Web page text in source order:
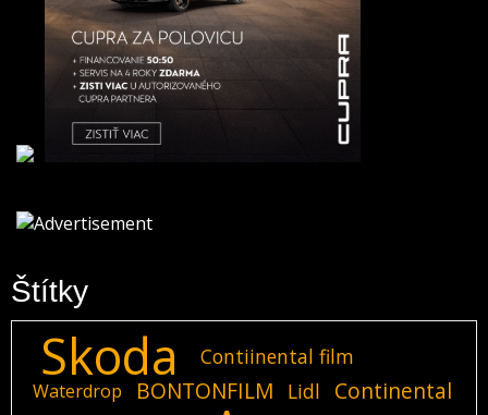
Štítky
Skoda Contiinental film
Waterdrop BONTONFILM Lidl
Continental